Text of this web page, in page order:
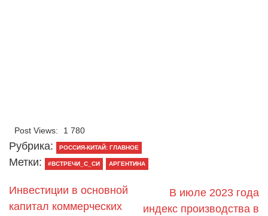
Post Views: 1 780
Рубрика: РОССИЯ-КИТАЙ: ГЛАВНОЕ
Метки: #ВСТРЕЧИ_С_СИ АРГЕНТИНА
Инвестиции в основной
капитал коммерческих
В июле 2023 года
индекс производства в